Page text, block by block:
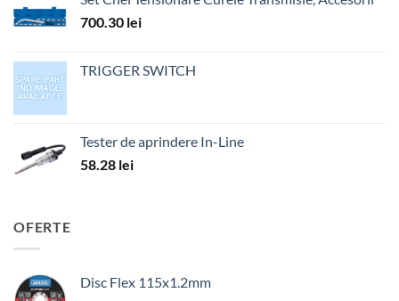
700.30 lei
TRIGGER SWITCH
Tester de aprindere In-Line
58.28 lei
OFERTE
Disc Flex 115x1.2mm